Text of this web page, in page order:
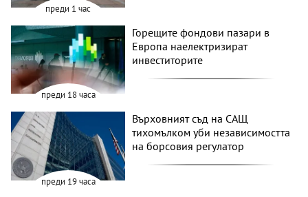
преди 1 час
преди 18 часа
Горещите фондови пазари в
Европа наелектризират
инвеститорите
преди 19 часа
Върховният съд на САЩ
тихомълком уби независимостта
на борсовия регулатор